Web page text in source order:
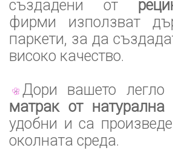
създадени от
фирми използват
паркети, за да
високо качество.
Дори вашето
матрак от натурална
удобни и са
околната среда.